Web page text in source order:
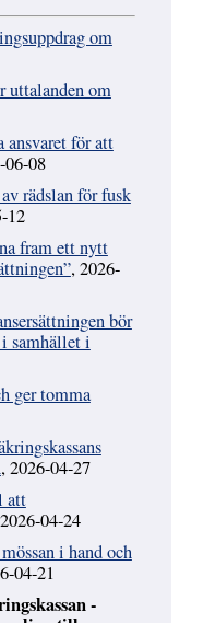
om
uttalanden om
ansvaret för att
06-08
rädslan för fusk
12
fram ett nytt
, 2026-
bör
samhället i
ger tomma
, 2026-04-27
att
04-24
i hand och
04-21
-